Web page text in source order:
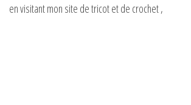
en visitant mon site de tricot et de crochet ,